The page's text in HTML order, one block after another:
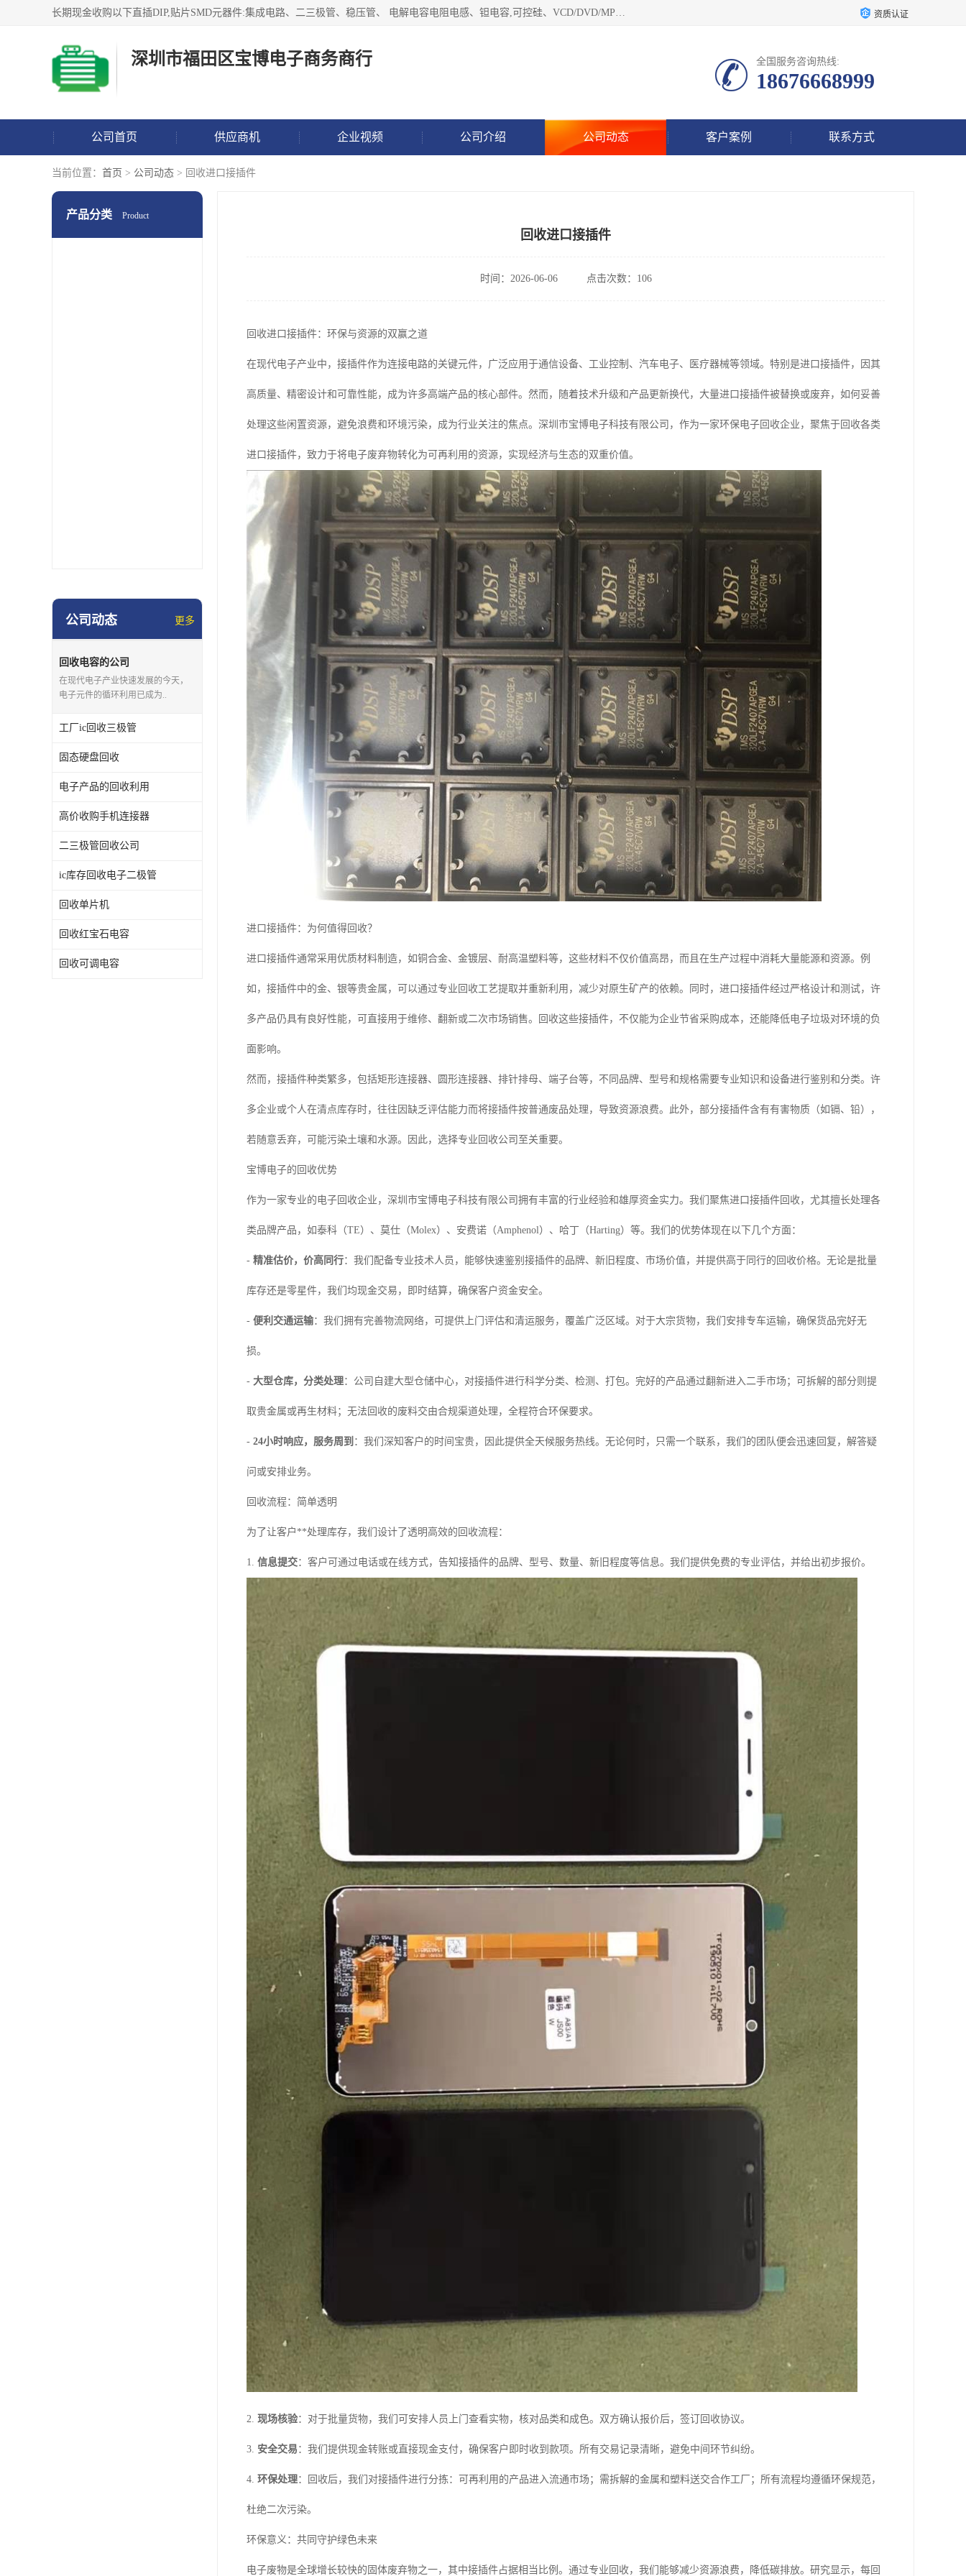
长期现金收购以下直插DIP,贴片SMD元器件:集成电路、二三极管、稳压管、 电解电容电阻电感、钽电容,可控硅、VCD/DVD/MP3激光头、红外发射接收、行管、 BGA芯片,霍尔元件、发光管、晶振,继电器,舌簧管舌簧继电器等各种电子元器件 , 量大量小不限!QQ9 联系电话谢先生 E-mail 资质认证
深圳市福田区宝博电子商务商行 全国服务咨询热线:
18676668999
公司首页 供应商机 企业视频 公司介绍 公司动态 客户案例 联系方式
当前位置： 首页 > 公司动态 > 回收进口接插件
产品分类 Product
公司动态 更多
回收电容的公司
在现代电子产业快速发展的今天，
电子元件的循环利用已成为..
工厂ic回收三极管
固态硬盘回收
电子产品的回收利用
高价收购手机连接器
二三极管回收公司
ic库存回收电子二极管
回收单片机
回收红宝石电容
回收可调电容
回收进口接插件
时间：2026-06-06 点击次数：106
回收进口接插件：环保与资源的双赢之道
在现代电子产业中，接插件作为连接电路的关键元件，广泛应用于通信设备、工业控制、汽车电子、医疗器械等领域。特别是进口接插件，因其
高质量、精密设计和可靠性能，成为许多高端产品的核心部件。然而，随着技术升级和产品更新换代，大量进口接插件被替换或废弃，如何妥善
处理这些闲置资源，避免浪费和环境污染，成为行业关注的焦点。深圳市宝博电子科技有限公司，作为一家环保电子回收企业，聚焦于回收各类
进口接插件，致力于将电子废弃物转化为可再利用的资源，实现经济与生态的双重价值。
进口接插件：为何值得回收？
进口接插件通常采用优质材料制造，如铜合金、金镀层、耐高温塑料等，这些材料不仅价值高昂，而且在生产过程中消耗大量能源和资源。例
如，接插件中的金、银等贵金属，可以通过专业回收工艺提取并重新利用，减少对原生矿产的依赖。同时，进口接插件经过严格设计和测试，许
多产品仍具有良好性能，可直接用于维修、翻新或二次市场销售。回收这些接插件，不仅能为企业节省采购成本，还能降低电子垃圾对环境的负
面影响。
然而，接插件种类繁多，包括矩形连接器、圆形连接器、排针排母、端子台等，不同品牌、型号和规格需要专业知识和设备进行鉴别和分类。许
多企业或个人在清点库存时，往往因缺乏评估能力而将接插件按普通废品处理，导致资源浪费。此外，部分接插件含有有害物质（如镉、铅），
若随意丢弃，可能污染土壤和水源。因此，选择专业回收公司至关重要。
宝博电子的回收优势
作为一家专业的电子回收企业，深圳市宝博电子科技有限公司拥有丰富的行业经验和雄厚资金实力。我们聚焦进口接插件回收，尤其擅长处理各
类品牌产品，如泰科（TE）、莫仕（Molex）、安费诺（Amphenol）、哈丁（Harting）等。我们的优势体现在以下几个方面：
- 精准估价，价高同行：我们配备专业技术人员，能够快速鉴别接插件的品牌、新旧程度、市场价值，并提供高于同行的回收价格。无论是批量
库存还是零星件，我们均现金交易，即时结算，确保客户资金安全。
- 便利交通运输：我们拥有完善物流网络，可提供上门评估和清运服务，覆盖广泛区域。对于大宗货物，我们安排专车运输，确保货品完好无
损。
- 大型仓库，分类处理：公司自建大型仓储中心，对接插件进行科学分类、检测、打包。完好的产品通过翻新进入二手市场；可拆解的部分则提
取贵金属或再生材料；无法回收的废料交由合规渠道处理，全程符合环保要求。
- 24小时响应，服务周到 ：我们深知客户的时间宝贵，因此提供全天候服务热线。无论何时，只需一个联系，我们的团队便会迅速回复，解答疑
问或安排业务。
回收流程：简单透明
为了让客户**处理库存，我们设计了透明高效的回收流程：
1. 信息提交：客户可通过电话或在线方式，告知接插件的品牌、型号、数量、新旧程度等信息。我们提供免费的专业评估，并给出初步报价。
2. 现场核验：对于批量货物，我们可安排人员上门查看实物，核对品类和成色。双方确认报价后，签订回收协议。
3. 安全交易 ：我们提供现金转账或直接现金支付，确保客户即时收到款项。所有交易记录清晰，避免中间环节纠纷。
4. 环保处理：回收后，我们对接插件进行分拣：可再利用的产品进入流通市场；需拆解的金属和塑料送交合作工厂；所有流程均遵循环保规范，
杜绝二次污染。
环保意义：共同守护绿色未来
电子废物是全球增长较快的固体废弃物之一，其中接插件占据相当比例。通过专业回收，我们能够减少资源浪费，降低碳排放。研究显示，每回